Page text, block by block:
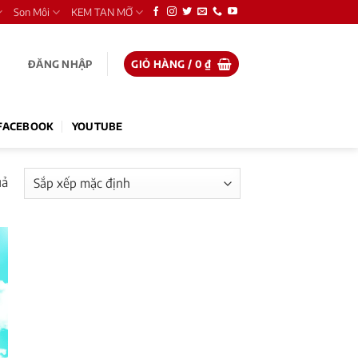
Son Môi KEM TAN MỠ
ĐĂNG NHẬP GIỎ HÀNG / 0₫
YOUTUBE